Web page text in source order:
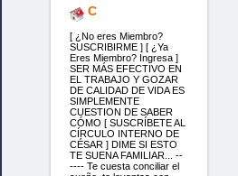
C
[ ¿No eres Miembro?
SUSCRIBIRME ] [ ¿Ya
Eres Miembro? Ingresa ]
SER MÁS EFECTIVO EN
EL TRABAJO Y GOZAR
DE CALIDAD DE VIDA ES
SIMPLEMENTE
CUESTION DE SABER
CÓMO [ SUSCRÍBETE AL
CÍRCULO INTERNO DE
CÉSAR ] DIME SI ESTO
TE SUENA FAMILIAR... --
---- Te cuesta conciliar el